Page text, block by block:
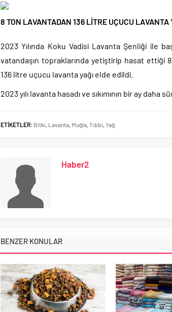
8 TON LAVANTADAN 136 LİTRE UÇUCU LAVANTA
2023 Yılında Koku Vadisi Lavanta Şenliği ile
vatandaşın topraklarında yetiştirip hasat ettiği 8
136 litre uçucu lavanta yağı elde edildi.
2023 yılı lavanta hasadı ve sıkımının bir ay daha
ETİKETLER: Bitki, Lavanta, Muğla, Tıbbi, Yağ
Haber2
BENZER KONULAR